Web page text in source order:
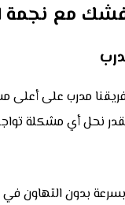
مع نجمة
فريقنا مدرب على
نحل أي مشكلة
بسرعة بدون التهاون